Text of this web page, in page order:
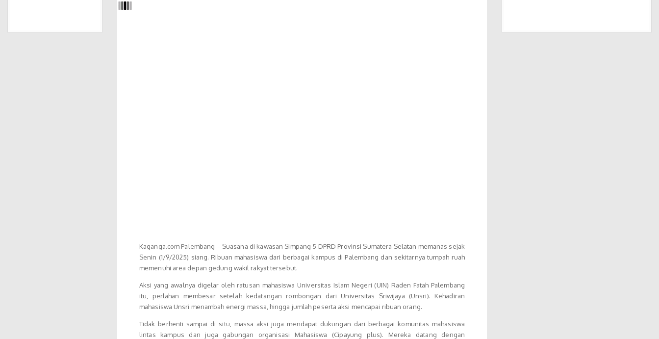
Kaganga.com Palembang – Suasana di kawasan Simpang 5 DPRD Provinsi Sumatera Selatan memanas sejak
Senin (1/9/2025) siang. Ribuan mahasiswa dari berbagai kampus di Palembang dan sekitarnya tumpah ruah
memenuhi area depan gedung wakil rakyat tersebut.
Aksi yang awalnya digelar oleh ratusan mahasiswa Universitas Islam Negeri (UIN) Raden Fatah Palembang
itu, perlahan membesar setelah kedatangan rombongan dari Universitas Sriwijaya (Unsri). Kehadiran
mahasiswa Unsri menambah energi massa, hingga jumlah peserta aksi mencapai ribuan orang.
Tidak berhenti sampai di situ, massa aksi juga mendapat dukungan dari berbagai komunitas mahasiswa
lintas kampus dan juga gabungan organisasi Mahasiswa (Cipayung plus). Mereka datang dengan